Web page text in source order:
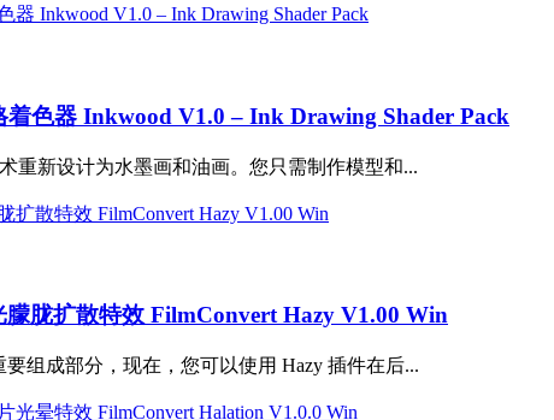
色器 Inkwood V1.0 – Ink Drawing Shader Pack
重新设计为水墨画和油画。您只需制作模型和...
胧扩散特效 FilmConvert Hazy V1.00 Win
组成部分，现在，您可以使用 Hazy 插件在后...